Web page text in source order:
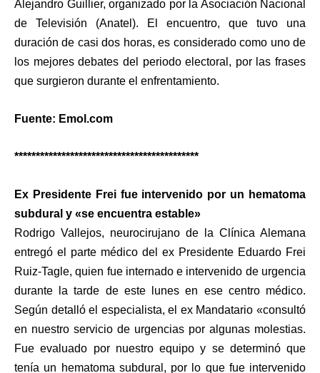
Alejandro Guillier, organizado por la Asociación Nacional
de Televisión (Anatel). El encuentro, que tuvo una
duración de casi dos horas, es considerado como uno de
los mejores debates del periodo electoral, por las frases
que surgieron durante el enfrentamiento.
Fuente: Emol.com
*******************************************
Ex Presidente Frei fue intervenido por un hematoma
subdural y «se encuentra estable»
Rodrigo Vallejos, neurocirujano de la Clínica Alemana
entregó el parte médico del ex Presidente Eduardo Frei
Ruiz-Tagle, quien fue internado e intervenido de urgencia
durante la tarde de este lunes en ese centro médico.
Según detalló el especialista, el ex Mandatario «consultó
en nuestro servicio de urgencias por algunas molestias.
Fue evaluado por nuestro equipo y se determinó que
tenía un hematoma subdural, por lo que fue intervenido